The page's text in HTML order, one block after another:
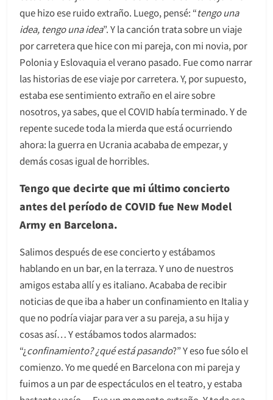
que hizo ese ruido extraño. Luego, pensé: “tengo una
idea, tengo una idea”. Y la canción trata sobre un viaje
por carretera que hice con mi pareja, con mi novia, por
Polonia y Eslovaquia el verano pasado. Fue como narrar
las historias de ese viaje por carretera. Y, por supuesto,
estaba ese sentimiento extraño en el aire sobre
nosotros, ya sabes, que el COVID había terminado. Y de
repente sucede toda la mierda que está ocurriendo
ahora: la guerra en Ucrania acababa de empezar, y
demás cosas igual de horribles.
Tengo que decirte que mi último concierto
antes del período de COVID fue New Model
Army en Barcelona.
Salimos después de ese concierto y estábamos
hablando en un bar, en la terraza. Y uno de nuestros
amigos estaba allí y es italiano. Acababa de recibir
noticias de que iba a haber un confinamiento en Italia y
que no podría viajar para ver a su pareja, a su hija y
cosas así… Y estábamos todos alarmados:
“¿confinamiento? ¿qué está pasando?” Y eso fue sólo el
comienzo. Yo me quedé en Barcelona con mi pareja y
fuimos a un par de espectáculos en el teatro, y estaba